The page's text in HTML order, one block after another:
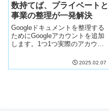
数持てば、プライベートと
事業の整理が一発解決
Googleドキュメントを整理する
ためにGoogleアカウントを追加
します。1つ1つ実際のアカウン
分でOKです。コレでGoogleドキ
ュメントをプライベートと事業
2025.02.07